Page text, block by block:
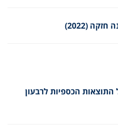
(2022)
התוצאות הכספיות לרבעון